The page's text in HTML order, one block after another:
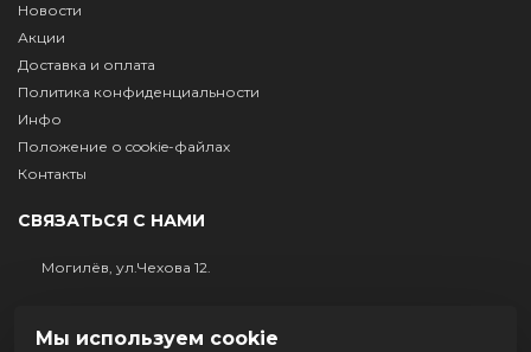
Новости
Акции
Доставка и оплата
Политика конфиденциальности
Инфо
Положение о cookie-файлах
Контакты
СВЯЗАТЬСЯ С НАМИ
Могилёв, ул.Чехова 12.
+375 222 403417
Мы используем cookie